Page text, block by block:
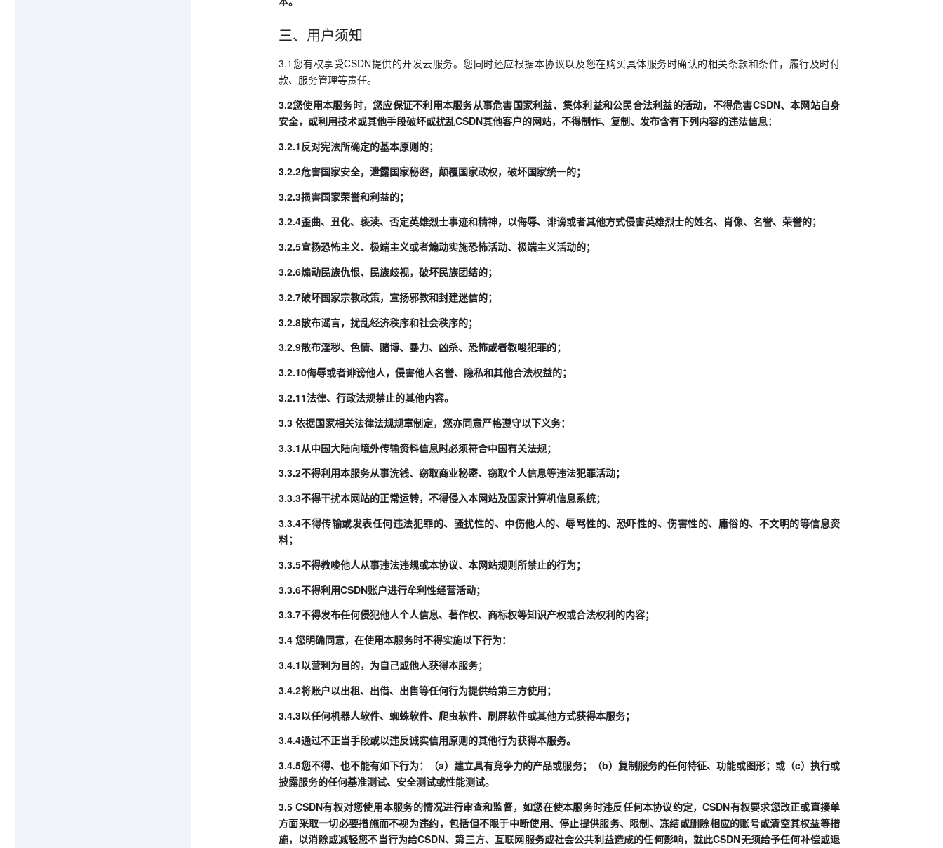
三、用户须知
3.1您有权享受CSDN提供的开发云服务。您同时还应根据本协议以及您在购买具体服务时确认的相关条款和条件，履行及时付
款、服务管理等责任。
3.2您使用本服务时，您应保证不利用本服务从事危害国家利益、集体利益和公民合法利益的活动，不得危害CSDN、本网站自身
安全，或利用技术或其他手段破坏或扰乱CSDN其他客户的网站，不得制作、复制、发布含有下列内容的违法信息：
3.2.1反对宪法所确定的基本原则的；
3.2.2危害国家安全，泄露国家秘密，颠覆国家政权，破坏国家统一的；
3.2.3损害国家荣誉和利益的；
3.2.4歪曲、丑化、亵渎、否定英雄烈士事迹和精神，以侮辱、诽谤或者其他方式侵害英雄烈士的姓名、肖像、名誉、荣誉的；
3.2.5宣扬恐怖主义、极端主义或者煽动实施恐怖活动、极端主义活动的；
3.2.6煽动民族仇恨、民族歧视，破坏民族团结的；
3.2.7破坏国家宗教政策，宣扬邪教和封建迷信的；
3.2.8散布谣言，扰乱经济秩序和社会秩序的；
3.2.9散布淫秽、色情、赌博、暴力、凶杀、恐怖或者教唆犯罪的；
3.2.10侮辱或者诽谤他人，侵害他人名誉、隐私和其他合法权益的；
3.2.11法律、行政法规禁止的其他内容。
3.3 依据国家相关法律法规规章制定，您亦同意严格遵守以下义务：
3.3.1从中国大陆向境外传输资料信息时必须符合中国有关法规；
3.3.2不得利用本服务从事洗钱、窃取商业秘密、窃取个人信息等违法犯罪活动；
3.3.3不得干扰本网站的正常运转，不得侵入本网站及国家计算机信息系统；
3.3.4不得传输或发表任何违法犯罪的、骚扰性的、中伤他人的、辱骂性的、恐吓性的、伤害性的、庸俗的、不文明的等信息资
料；
3.3.5不得教唆他人从事违法违规或本协议、本网站规则所禁止的行为；
3.3.6不得利用CSDN账户进行牟利性经营活动；
3.3.7不得发布任何侵犯他人个人信息、著作权、商标权等知识产权或合法权利的内容；
3.4 您明确同意，在使用本服务时不得实施以下行为：
3.4.1以营利为目的，为自己或他人获得本服务；
3.4.2将账户以出租、出借、出售等任何行为提供给第三方使用；
3.4.3以任何机器人软件、蜘蛛软件、爬虫软件、刷屏软件或其他方式获得本服务；
3.4.4通过不正当手段或以违反诚实信用原则的其他行为获得本服务。
3.4.5您不得、也不能有如下行为：（a）建立具有竞争力的产品或服务；（b）复制服务的任何特征、功能或图形；或（c）执行或
披露服务的任何基准测试、安全测试或性能测试。
3.5 CSDN有权对您使用本服务的情况进行审查和监督，如您在使本服务时违反任何本协议约定，CSDN有权要求您改正或直接单
方面采取一切必要措施而不视为违约，包括但不限于中断使用、停止提供服务、限制、冻结或删除相应的账号或清空其权益等措
施，以消除或减轻您不当行为给CSDN、第三方、互联网服务或社会公共利益造成的任何影响，就此CSDN无须给予任何补偿或退